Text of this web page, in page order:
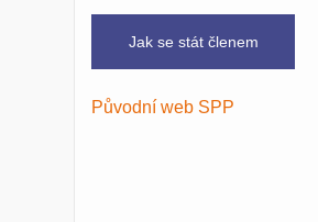
Jak se stát členem
Původní web SPP